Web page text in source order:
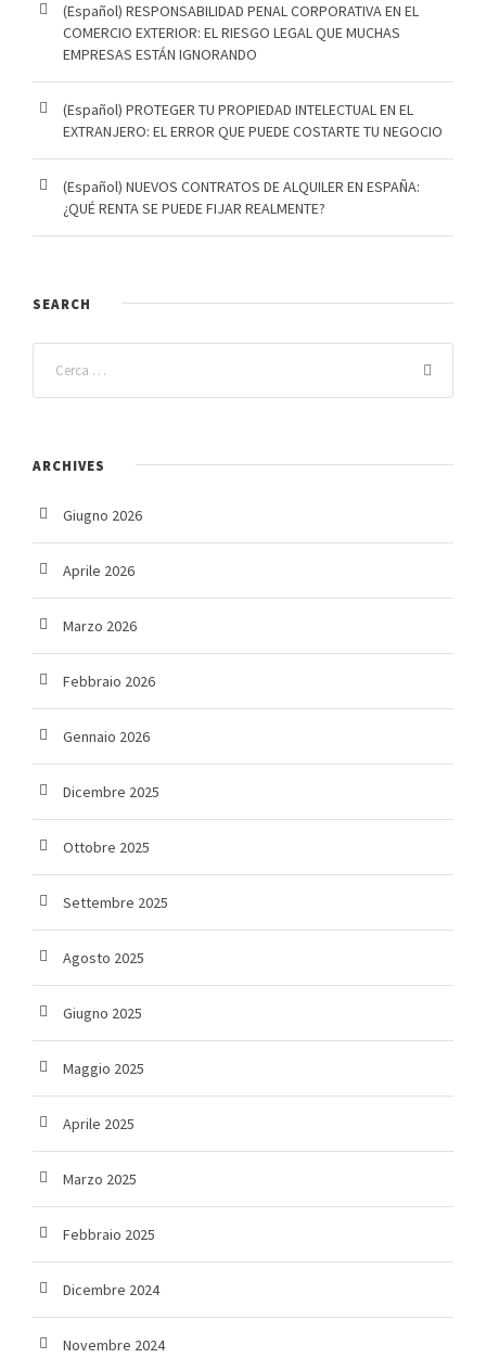
(Español) RESPONSABILIDAD PENAL CORPORATIVA EN EL
COMERCIO EXTERIOR: EL RIESGO LEGAL QUE MUCHAS
EMPRESAS ESTÁN IGNORANDO
(Español) PROTEGER TU PROPIEDAD INTELECTUAL EN EL
EXTRANJERO: EL ERROR QUE PUEDE COSTARTE TU NEGOCIO
(Español) NUEVOS CONTRATOS DE ALQUILER EN ESPAÑA:
¿QUÉ RENTA SE PUEDE FIJAR REALMENTE?
SEARCH
ARCHIVES
Giugno 2026
Aprile 2026
Marzo 2026
Febbraio 2026
Gennaio 2026
Dicembre 2025
Ottobre 2025
Settembre 2025
Agosto 2025
Giugno 2025
Maggio 2025
Aprile 2025
Marzo 2025
Febbraio 2025
Dicembre 2024
Novembre 2024